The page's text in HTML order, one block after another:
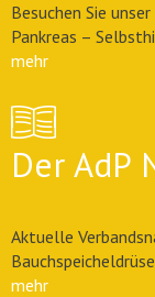
Besuchen Sie
Pankreas –
mehr
Der AdP
Aktuelle
mehr